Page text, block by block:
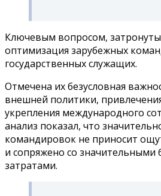
Ключевым вопросом,
оптимизация зарубежных
государственных служащих.
Отмечена их безусловная
внешней политики,
укрепления международного
анализ показал, что
командировок не приносит
и сопряжено со
затратами.